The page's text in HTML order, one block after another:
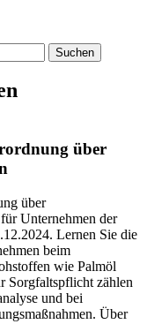
über
über
Unternehmen der
. Lernen Sie die
beim
wie Palmöl
Sorgfaltspflicht zählen
und bei
Über